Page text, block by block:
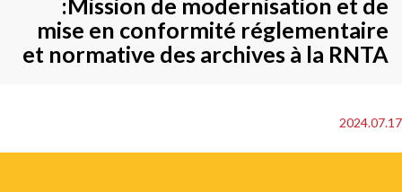
:Mission de modernisation et de
mise en conformité réglementaire
et normative des archives à la RNTA